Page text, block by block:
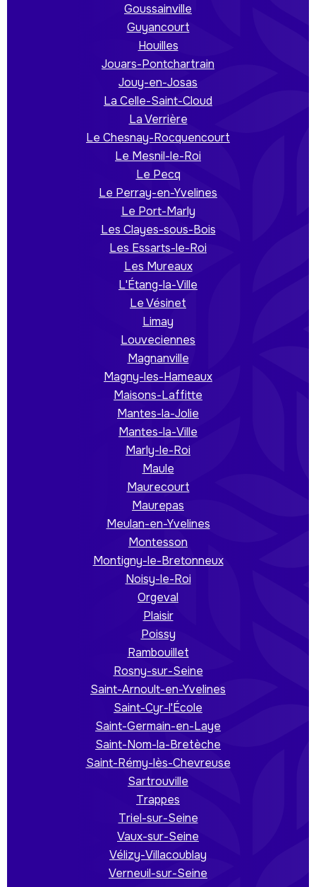
Goussainville
Guyancourt
Houilles
Jouars-Pontchartrain
Jouy-en-Josas
La Celle-Saint-Cloud
La Verrière
Le Chesnay-Rocquencourt
Le Mesnil-le-Roi
Le Pecq
Le Perray-en-Yvelines
Le Port-Marly
Les Clayes-sous-Bois
Les Essarts-le-Roi
Les Mureaux
L'Étang-la-Ville
Le Vésinet
Limay
Louveciennes
Magnanville
Magny-les-Hameaux
Maisons-Laffitte
Mantes-la-Jolie
Mantes-la-Ville
Marly-le-Roi
Maule
Maurecourt
Maurepas
Meulan-en-Yvelines
Montesson
Montigny-le-Bretonneux
Noisy-le-Roi
Orgeval
Plaisir
Poissy
Rambouillet
Rosny-sur-Seine
Saint-Arnoult-en-Yvelines
Saint-Cyr-l'École
Saint-Germain-en-Laye
Saint-Nom-la-Bretèche
Saint-Rémy-lès-Chevreuse
Sartrouville
Trappes
Triel-sur-Seine
Vaux-sur-Seine
Vélizy-Villacoublay
Verneuil-sur-Seine